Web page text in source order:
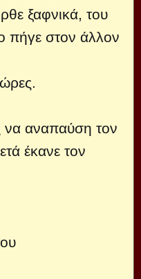
ξαφνικά, του
πήγε στον άλλον
αναπαύση τον
έκανε τον